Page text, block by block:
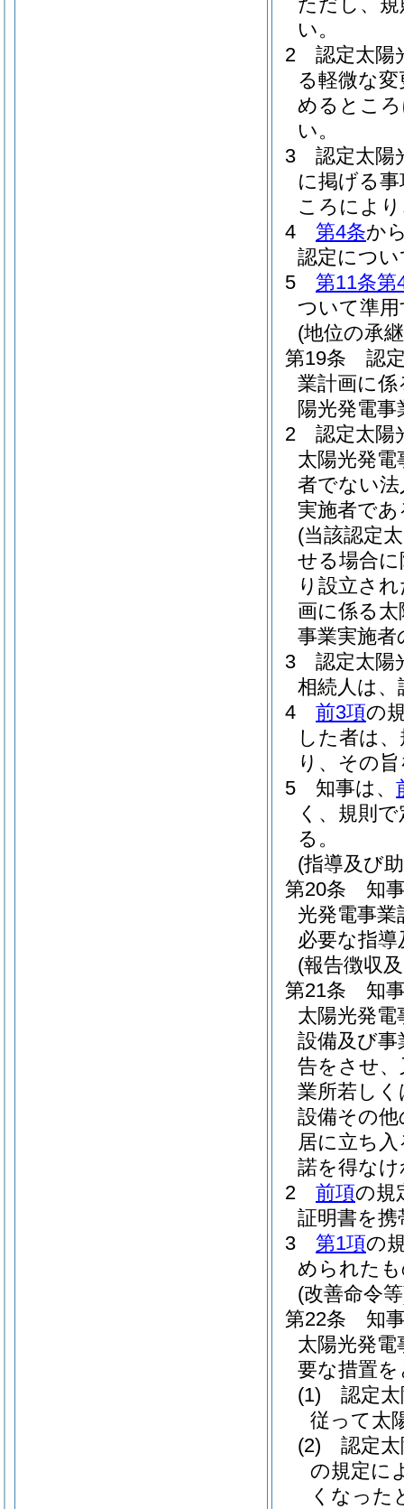
い。
2
認定太陽
る軽微な
めるとこ
い。
3
認定太陽
に掲げる
ころによ
4
第4条か
認定につ
5
第11条第
ついて準
(地位の承
第19条
認
業計画に
陽光発電
2
認定太陽
太陽光発
者でない
実施者で
(当該認定
せる場合
り設立さ
画に係る
事業実施
3
認定太陽
相続人は、
4
前3項の
した者は
り、その
5
知事は、
く、規則
る。
(指導及び
第20条
知
光発電事
必要な指
(報告徴収
第21条
知
太陽光発
設備及び
告をさせ
業所若しく
設備その
居に立ち
諾を得な
2
前項の規
証明書を
3
第1項の
められた
(改善命令
第22条
知
太陽光発
要な措置
(1)
認定
従って太
(2)
認定
の規定に
くなった